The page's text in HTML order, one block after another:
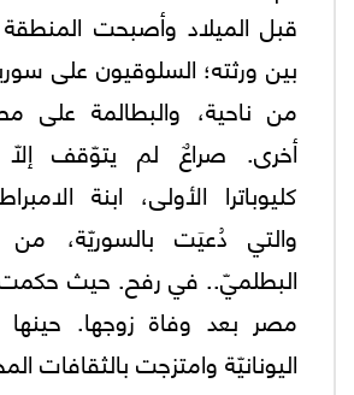
قبل الميلاد وأصبحت
بين ورثته؛ السلوقيون على
من ناحية، والبطالمة على
أخرى. صراعٌ لم يتوّقف
كليوباترا الأولى، ابنة
والتي دُعيَت بالسوريّة،
البطلميّ.. في رفح. حيث حكمت
مصر بعد وفاة زوجها.
اليونانيّة وامتزجت بالثقافات